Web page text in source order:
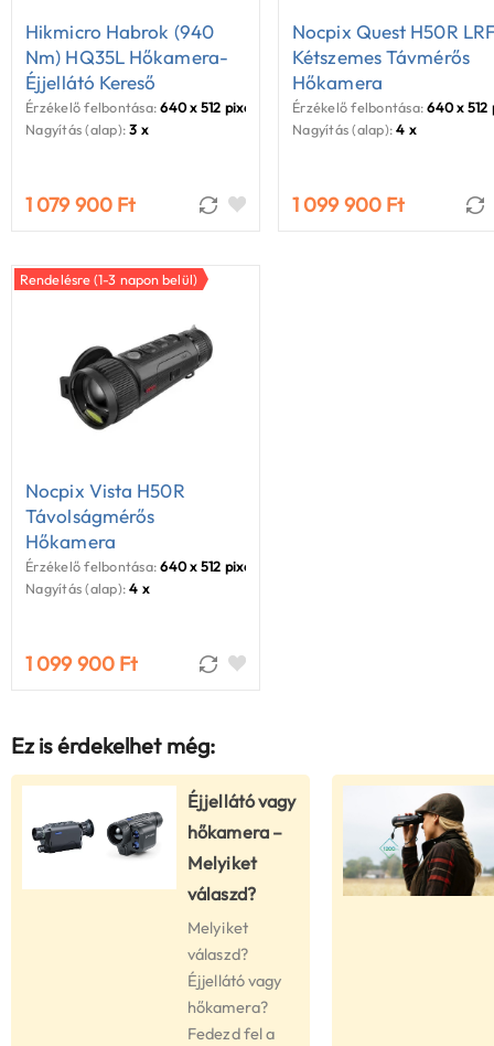
Hikmicro Habrok (940
Nm) HQ35L Hőkamera-
Éjjellátó Kereső
Érzékelő felbontása: 640 x 512 pixel
Nagyítás (alap): 3 x
1 079 900 Ft
Nocpix Quest H50R
Kétszemes Távmérős
Hőkamera
Érzékelő felbontása: 640 x 512
Nagyítás (alap): 4 x
1 099 900 Ft
Rendelésre (1-3 napon belül)
Nocpix Vista H50R
Távolságmérős
Hőkamera
Érzékelő felbontása: 640 x 512 pixel
Nagyítás (alap): 4 x
1 099 900 Ft
Ez is érdekelhet még:
Éjjellátó vagy
hőkamera –
Melyiket
válaszd?
Melyiket
válaszd?
Éjjellátó vagy
hőkamera?
Fedezd fel a